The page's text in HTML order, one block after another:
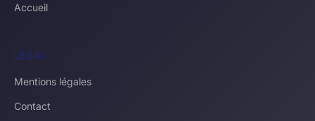
Accueil
LÉGAL
Mentions légales
Contact